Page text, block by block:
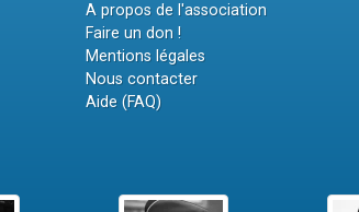
A propos de l'association
Faire un don !
Mentions légales
Nous contacter
Aide (FAQ)